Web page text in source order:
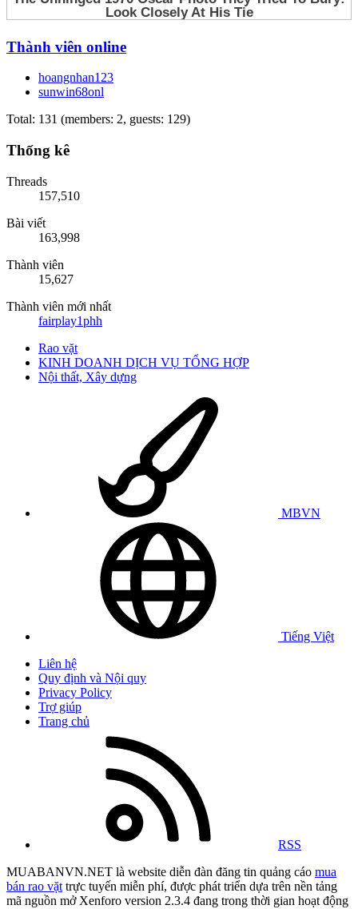
Thành viên online
hoangnhan123
sunwin68onl
Total: 131 (members: 2, guests: 129)
Thống kê
Threads
157,510
Bài viết
163,998
Thành viên
15,627
Thành viên mới nhất
fairplay1phh
Rao vặt
KINH DOANH DỊCH VỤ TỔNG HỢP
Nội thất, Xây dựng
MBVN
Tiếng Việt
Liên hệ
Quy định và Nội quy
Privacy Policy
Trợ giúp
Trang chủ
RSS
MUABANVN.NET là website diễn đàn đăng tin quảng cáo mua
bán rao vặt trực tuyến miễn phí, được phát triển dựa trên nền tảng
mã nguồn mở Xenforo version 2.3.4 đang trong thời gian hoạt động